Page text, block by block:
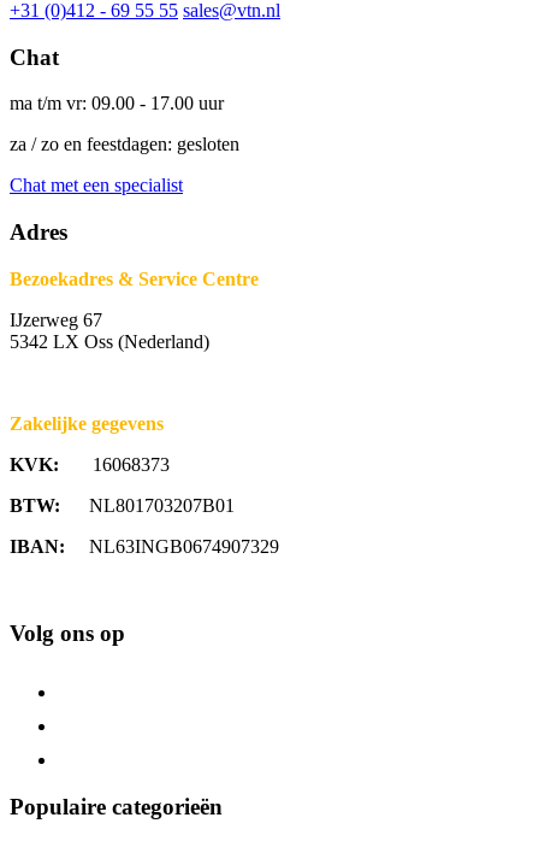
+31 (0)412 - 69 55 55 sales@vtn.nl
Chat
ma t/m vr: 09.00 - 17.00 uur
za / zo en feestdagen: gesloten
Chat met een specialist
Adres
Bezoekadres & Service Centre
IJzerweg 67
5342 LX Oss (Nederland)
Zakelijke gegevens
KVK: 16068373
BTW: NL801703207B01
IBAN: NL63INGB0674907329
Volg ons op
Populaire categorieën